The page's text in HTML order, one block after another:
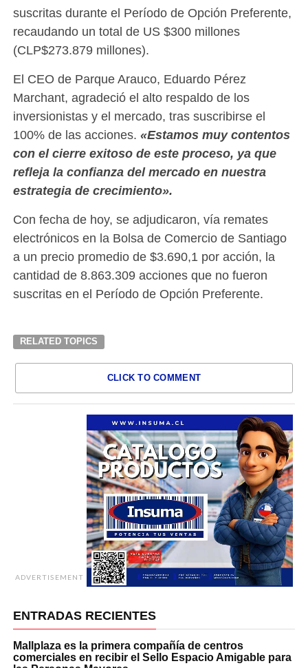
suscritas durante el Período de Opción Preferente,
recaudando un total de US $300 millones
(CLP$273.879 millones).
El CEO de Parque Arauco, Eduardo Pérez
Marchant, agradeció el alto respaldo de los
inversionistas y el mercado, tras suscribirse el
100% de las acciones. «Estamos muy contentos
con el cierre exitoso de este proceso, ya que
refleja la confianza del mercado en nuestra
estrategia de crecimiento».
Con fecha de hoy, se adjudicaron, vía remates
electrónicos en la Bolsa de Comercio de Santiago
a un precio promedio de $3.690,1 por acción, la
cantidad de 8.863.309 acciones que no fueron
suscritas en el Período de Opción Preferente.
RELATED TOPICS
CLICK TO COMMENT
ADVERTISEMENT
ENTRADAS RECIENTES
Mallplaza es la primera compañía de centros
comerciales en recibir el Sello Espacio Amigable para